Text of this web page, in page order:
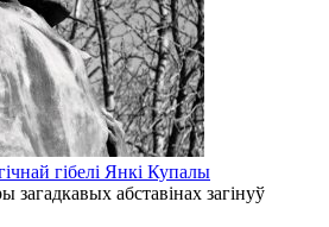
гібелі Янкі Купалы
загадкавых абставінах загінуў